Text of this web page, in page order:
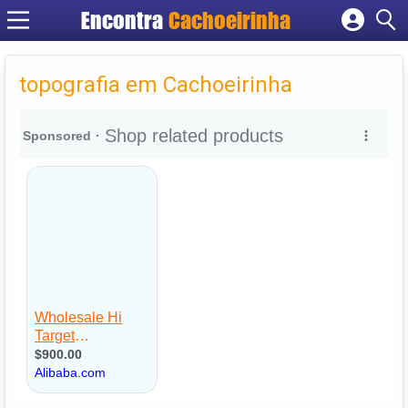
Encontra Cachoeirinha
Cadastrar empresa
Criar conta
topografia em Cachoeirinha